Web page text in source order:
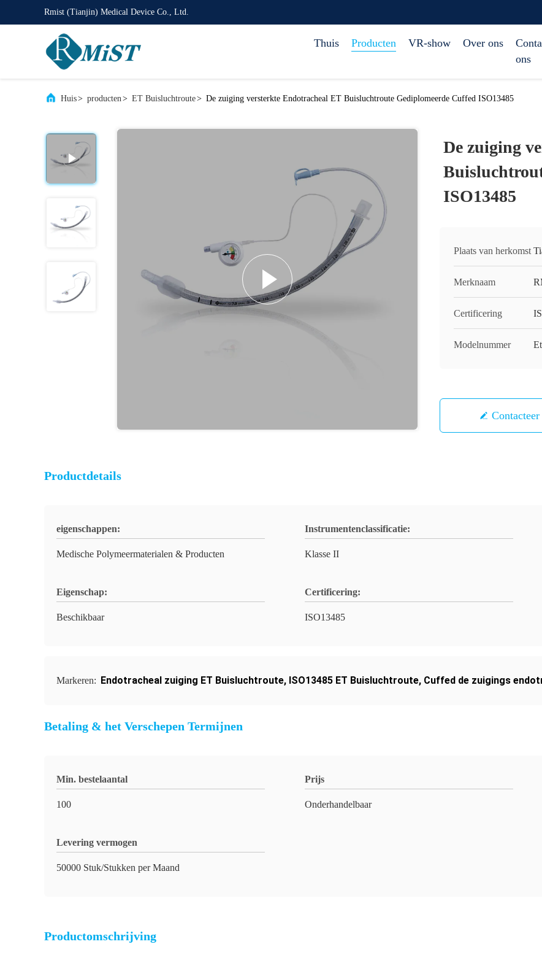
Rmist (Tianjin) Medical Device Co., Ltd.
Thuis Producten VR-show Over ons
ons
Huis> producten> ET Buisluchtroute> De zuiging versterkte Endotracheal ET Buisluchtroute Gediplomeerde Cuffed ISO13485
De zuiging
ISO13485
Plaats van herkomst
Merknaam
Certificering
Modelnummer
Contacteer
Productdetails
eigenschappen:
Medische Polymeermaterialen & Producten
Instrumentenclassificatie:
Klasse II
Eigenschap:
Beschikbaar
Certificering:
ISO13485
Markeren: Endotracheal zuiging ET Buisluchtroute, ISO13485 ET Buisluchtroute, Cuffed de zuigings
Betaling & het Verschepen Termijnen
Min. bestelaantal
100
Prijs
Onderhandelbaar
Levering vermogen
50000 Stuk/Stukken per Maand
Productomschrijving